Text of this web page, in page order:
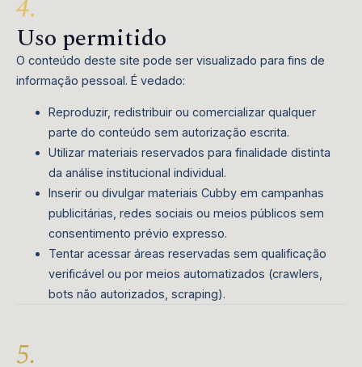
Uso permitido
O conteúdo deste site pode ser visualizado para fins de
informação pessoal. É vedado:
Reproduzir, redistribuir ou comercializar qualquer
parte do conteúdo sem autorização escrita.
Utilizar materiais reservados para finalidade distinta
da análise institucional individual.
Inserir ou divulgar materiais Cubby em campanhas
publicitárias, redes sociais ou meios públicos sem
consentimento prévio expresso.
Tentar acessar áreas reservadas sem qualificação
verificável ou por meios automatizados (crawlers,
bots não autorizados, scraping).